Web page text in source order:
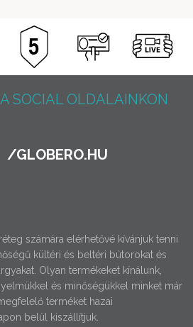
SOCIAL OLDALAINKON
számára elérhetővé kívánjuk tenni
kültéri és beltéri bútorokat és
Olyan termékeket kínálunk,
és minőségükkel minket már
terméket hazai
belül kiszállítjuk.